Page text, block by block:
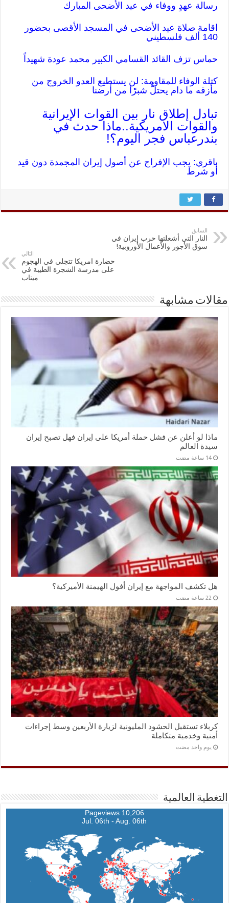
رسالة عهدٍ ووفاء في عيد الأضحى المبارك
اقامة صلاة عيد الأضحى في المسجد الأقصى بحضور
140 ألف فلسطيني
حماس تزف القائد القسامي الكبير محمد عودة شهيداً
كتلة الوفاء للمقاومة: لن يستطيع العدو الخروج من
مأزقه ما دام يحتلُّ شبرًا من أرضنا
تبادل إطلاق نار بين القوات الإيرانية
والقوات الامريكية..ماذا حدث في
بندرعباس فجر اليوم؟!
باقري: يجب الإفراج عن أصول إيران المجمدة دون قيد
أو شرط
السابق
النار التي أشعلتها حرب إيران في
سوق الأجور والأعمال الأوروبية!
التالي
حضارة امريكا تتجلى في الهجوم
على مدرسة الشجرة الطيبة في
ميناب
مقالات مشابهة
ماذا لو أعلن عن فشل حملة أمريكا على إيران فهل تصبح إيران
سيدة العالم
‏14 ساعة مضت
هل تكشف المواجهة مع إيران أفول الهيمنة الأميركية؟
كربلاء تستقبل الحشود المليونية لزيارة الأربعين وسط إجراءات
أمنية وخدمية متكاملة
‏يوم واحد مضت
التغطية العالمية
10,206 Pageviews
Jul. 06th - Aug. 06th